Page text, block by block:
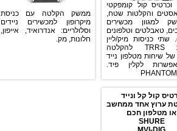
וכרטיס קול קומפקטי
והקלטות שטח,
למגוון מכשירים
טאבלטים וטלפונים
שתי כניסות מיק/ליין
וכניסת TRRS להקלטה
של שיחות מטלפון נייד
לקלין פיד.
ממשק הקלטה עם כניסת
מיקרופון למכשירים ניידים
וסלולריים: אנדרואיד, אייפון,
חלונות, מק.
קול קל ונייד
ערוץ אחד ממחשב
או מטלפון חכם
SHURE